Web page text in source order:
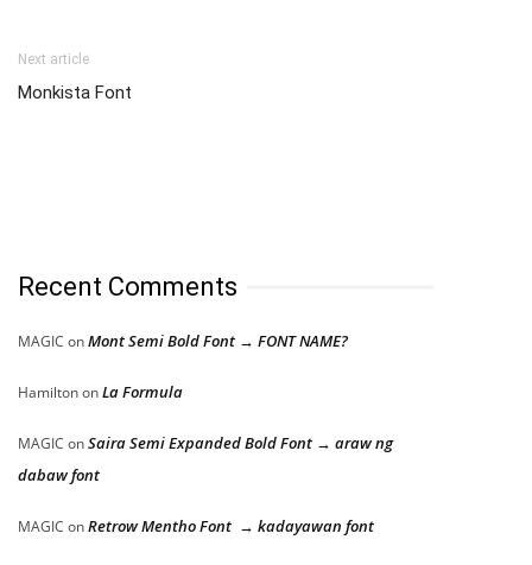
Next article
Monkista Font
Recent Comments
MAGIC onMont Semi Bold Font → FONT NAME?
HamiltononLa Formula
MAGIC onSaira Semi Expanded Bold Font → araw ng
dabaw font
MAGIC onRetrow Mentho Font → kadayawan font